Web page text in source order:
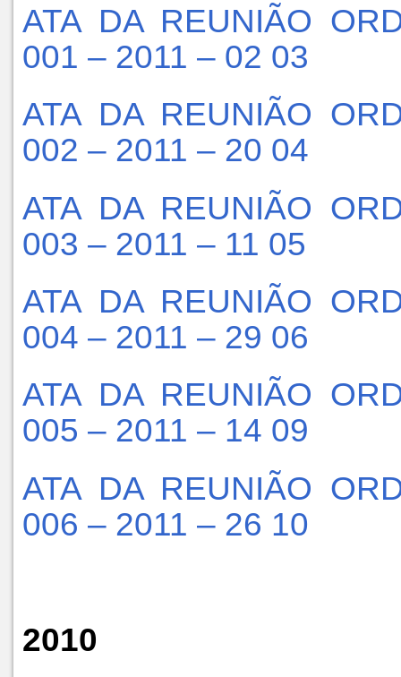
ATA DA REUNIÃO
001 – 2011 – 02 03
ATA DA REUNIÃO
002 – 2011 – 20 04
ATA DA REUNIÃO
003 – 2011 – 11 05
ATA DA REUNIÃO
004 – 2011 – 29 06
ATA DA REUNIÃO
005 – 2011 – 14 09
ATA DA REUNIÃO
006 – 2011 – 26 10
2010